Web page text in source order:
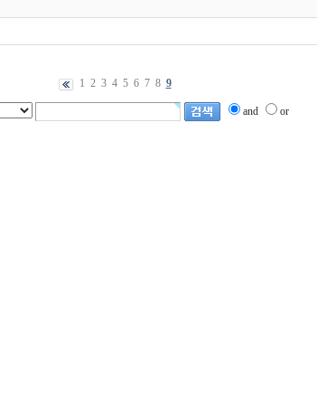
1 2 3 4 5 6 7 8 9
and or